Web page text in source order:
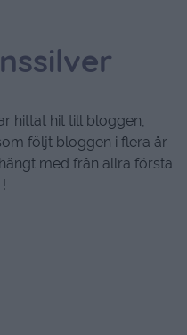
hittat hit till bloggen,
följt bloggen i flera år
med från allra första